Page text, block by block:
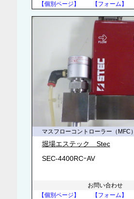
【個別ページ】
【フォーム】
マスフローコントローラー（MFC）
堀場エステック Stec
SEC-4400RCｰAV
お問い合わせ
【個別ページ】
【フォーム】